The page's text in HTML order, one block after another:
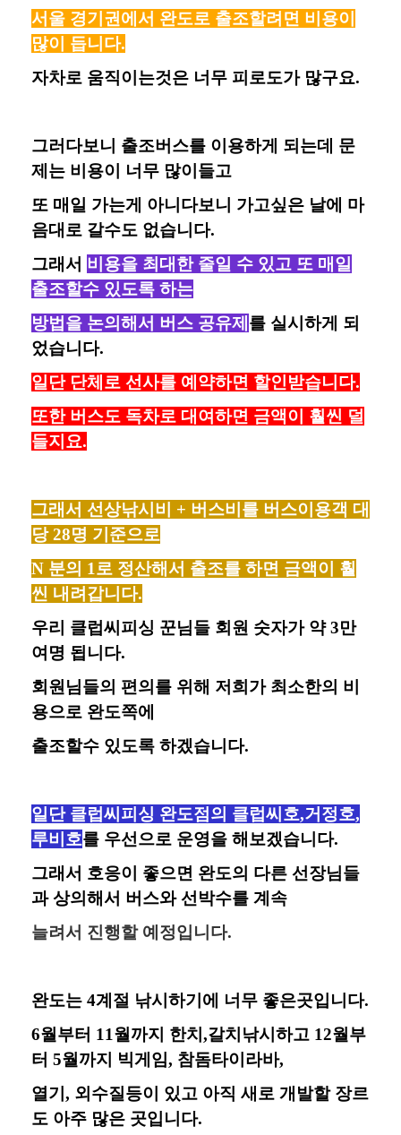
서울 경기권에서 완도로 출조할려면 비용이
많이 듭니다.
자차로 움직이는것은 너무 피로도가 많구요.
그러다보니 출조버스를 이용하게 되는데 문
제는 비용이 너무 많이들고
또 매일 가는게 아니다보니 가고싶은 날에 마
음대로 갈수도 없습니다.
그래서 비용을 최대한 줄일 수 있고 또 매일
출조할수 있도록 하는
방법을 논의해서 버스 공유제 를 실시하게 되
었습니다.
일단 단체로 선사를 예약하면 할인받습니다.
또한 버스도 독차로 대여하면 금액이 훨씬 덜
들지요.
그래서 선상낚시비 + 버스비를 버스이용객 대
당 28명 기준으로
N 분의 1로 정산해서 출조를 하면 금액이 훨
씬 내려갑니다.
우리 클럽씨피싱 꾼님들 회원 숫자가 약 3만
여명 됩니다.
회원님들의 편의를 위해 저희가 최소한의 비
용으로 완도쪽에
출조할수 있도록 하겠습니다.
일단 클럽씨피싱 완도점의 클럽씨호,거정호,
루비호를 우선으로 운영을 해보겠습니다.
그래서 호응이 좋으면 완도의 다른 선장님들
과 상의해서 버스와 선박수를 계속
늘려서 진행할 예정입니다.
완도는 4계절 낚시하기에 너무 좋은곳입니다.
6월부터 11월까지 한치,갈치낚시하고 12월부
터 5월까지 빅게임, 참돔타이라바,
열기, 외수질등이 있고 아직 새로 개발할 장르
도 아주 많은 곳입니다.